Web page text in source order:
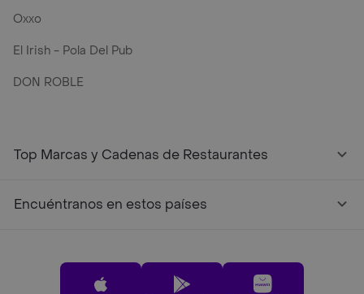
Oxxo
El Irish - Pola Del Pub
DON ROBLE
Top Marcas y Cadenas de Restaurantes
Encuéntranos en estos países